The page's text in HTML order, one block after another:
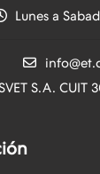
Lunes a
S.A. CUIT